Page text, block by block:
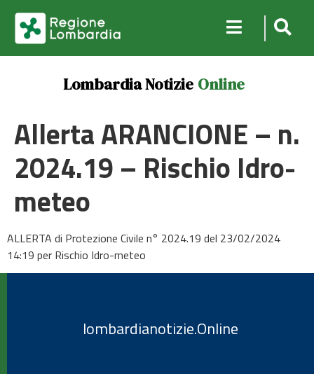
Lombardia Notizie Online
Allerta ARANCIONE – n.
2024.19 – Rischio Idro-
meteo
ALLERTA di Protezione Civile n° 2024.19 del 23/02/2024
14:19 per Rischio Idro-meteo
lombardianotizie.Online